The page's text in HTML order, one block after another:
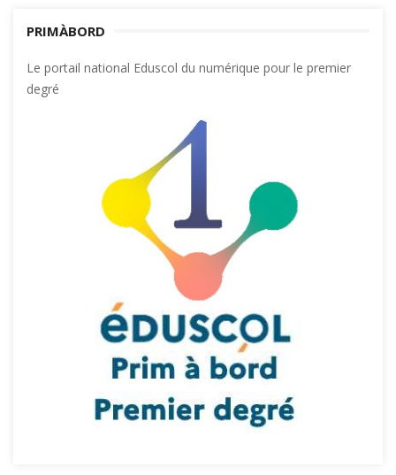
PRIMÀBORD
Le portail national Eduscol du numérique pour le premier
degré